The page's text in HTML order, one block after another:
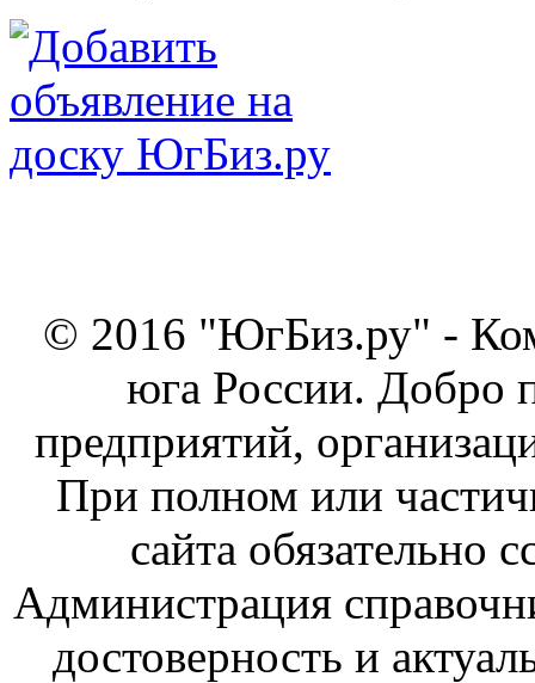
© 2016 "ЮгБиз.ру" -
юга России. Добро
предприятий,
При полном или
сайта обязательно
Администрация
достоверность и